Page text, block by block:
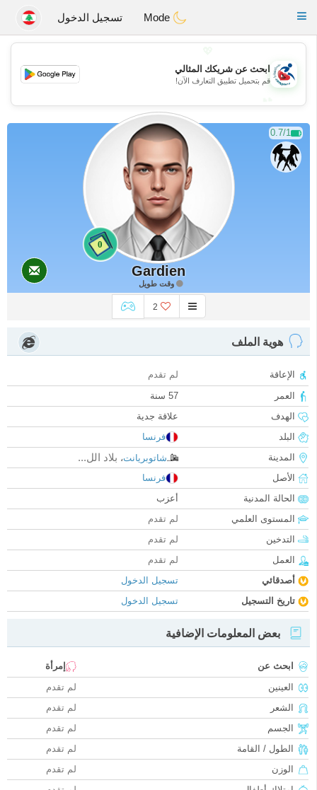
Handi Space
Toggle
تسجيل الدخول
💖
💕
ابحث عن شريكك المثالي
قم بتحميل تطبيق التعارف الآن!
0.7/1
0
Gardien
وقت طويل
2
هوية الملف
الإعاقة
لم تقدم
العمر
57 سنة
الهدف
علاقة جدية
البلد
فرنسا
المدينة
شاتوبريانت، بلاد الل...
الأصل
فرنسا
الحالة المدنية
أعزب
المستوى العلمي
لم تقدم
التدخين
لم تقدم
العمل
لم تقدم
أصدقائي
تسجيل الدخول
تاريخ التسجيل
تسجيل الدخول
بعض المعلومات الإضافية
ابحث عن
إمرأة
العينين
لم تقدم
الشعر
لم تقدم
الجسم
لم تقدم
الطول / القامة
لم تقدم
الوزن
لم تقدم